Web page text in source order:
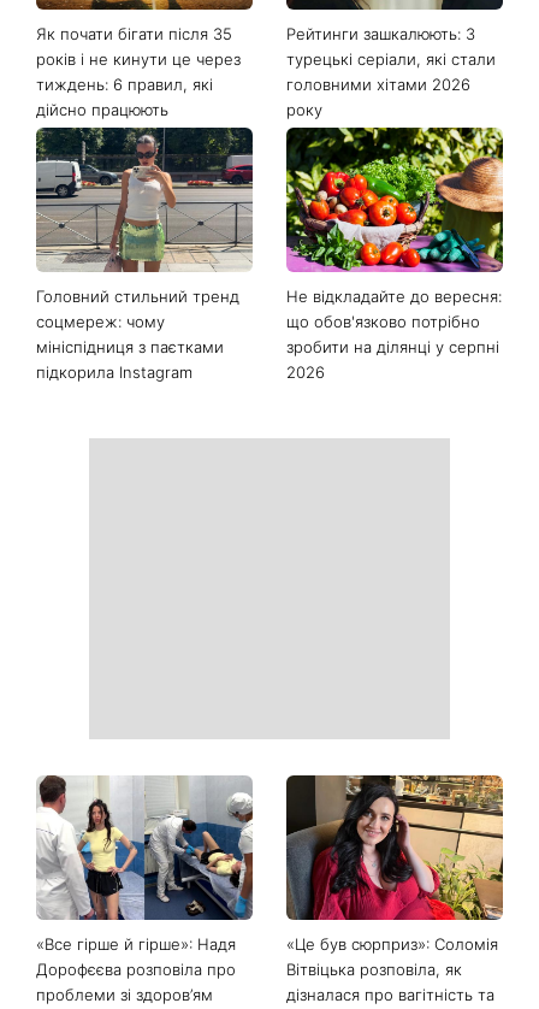
Як почати бігати після 35
років і не кинути це через
тиждень: 6 правил, які
дійсно працюють
Рейтинги зашкалюють: 3
турецькі серіали, які стали
головними хітами 2026
року
Головний стильний тренд
соцмереж: чому
мініспідниця з паєтками
підкорила Instagram
Не відкладайте до вересня:
що обов'язково потрібно
зробити на ділянці у серпні
2026
«Все гірше й гірше»: Надя
Дорофєєва розповіла про
проблеми зі здоров’ям
«Це був сюрприз»: Соломія
Вітвіцька розповіла, як
дізналася про вагітність та